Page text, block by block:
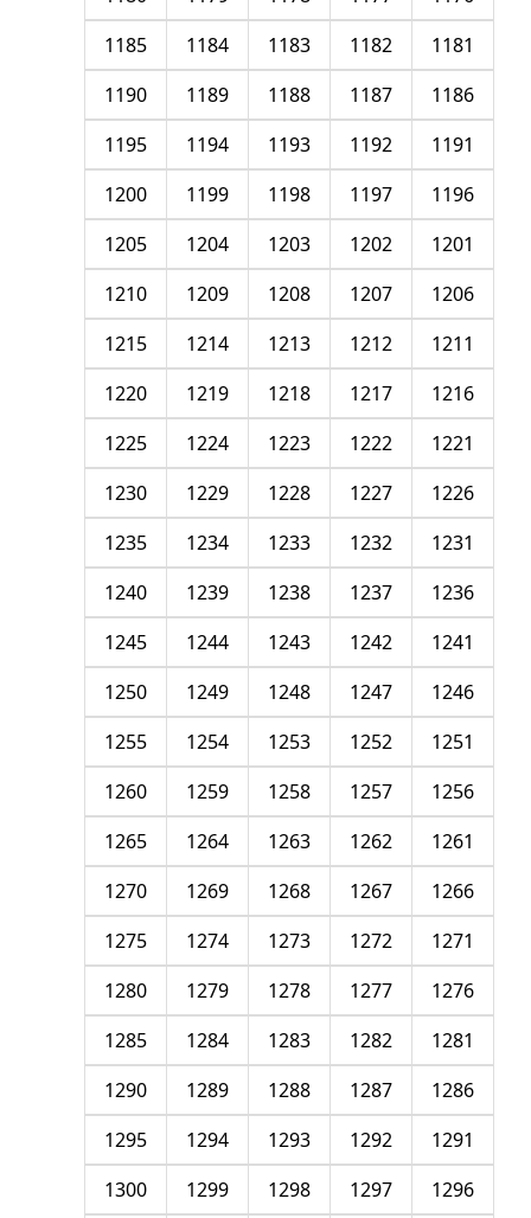
1181
1182
1183
1184
1185
1186
1187
1188
1189
1190
1191
1192
1193
1194
1195
1196
1197
1198
1199
1200
1201
1202
1203
1204
1205
1206
1207
1208
1209
1210
1211
1212
1213
1214
1215
1216
1217
1218
1219
1220
1221
1222
1223
1224
1225
1226
1227
1228
1229
1230
1231
1232
1233
1234
1235
1236
1237
1238
1239
1240
1241
1242
1243
1244
1245
1246
1247
1248
1249
1250
1251
1252
1253
1254
1255
1256
1257
1258
1259
1260
1261
1262
1263
1264
1265
1266
1267
1268
1269
1270
1271
1272
1273
1274
1275
1276
1277
1278
1279
1280
1281
1282
1283
1284
1285
1286
1287
1288
1289
1290
1291
1292
1293
1294
1295
1296
1297
1298
1299
1300